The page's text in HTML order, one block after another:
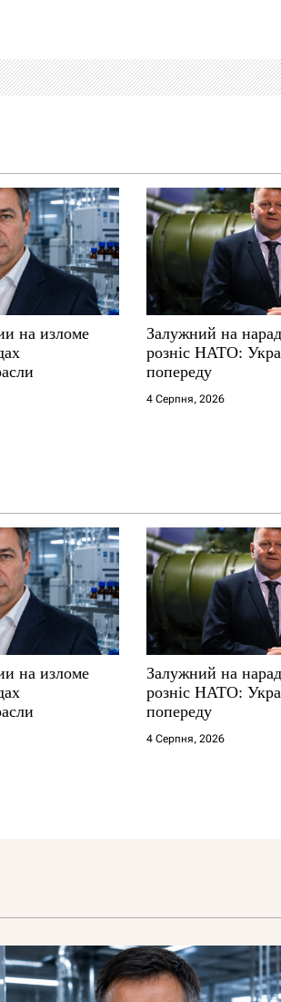
на изломе
Залужний на
розніс НАТО:
попереду
4 Серпня, 2026
на изломе
Залужний на
розніс НАТО:
попереду
4 Серпня, 2026